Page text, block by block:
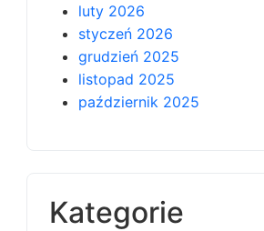
luty 2026
styczeń 2026
grudzień 2025
listopad 2025
październik 2025
Kategorie